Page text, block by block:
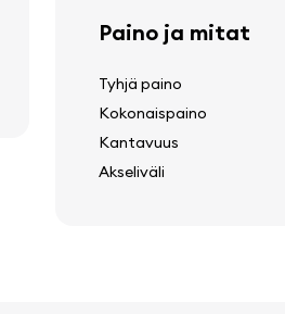
Paino ja mitat
Tyhjä paino
Kokonaispaino
Kantavuus
Akseliväli